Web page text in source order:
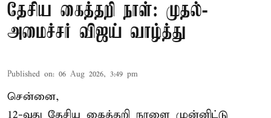
தேசிய கைத்தறி நாள்: முதல்-
அமைச்சர் விஜய் வாழ்த்து
Published on: 06 Aug 2026, 3:49 pm
சென்னை,
12-வது தேசிய கைத்தறி நாளை முன்னிட்டு